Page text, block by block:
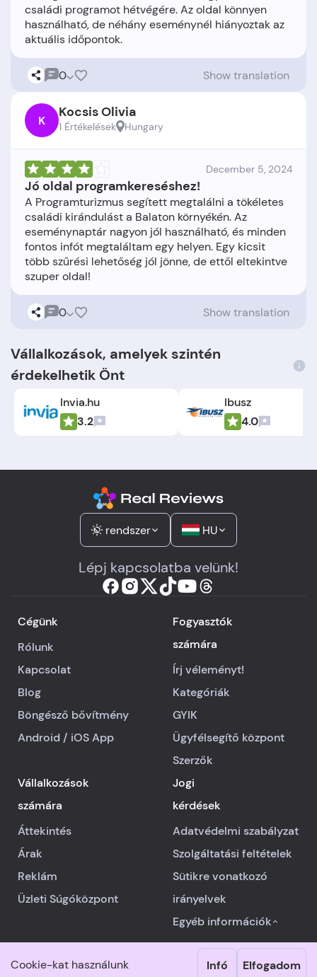
Cookie-kat használunk Infó Elfogadom
családi programot hétvégére. Az oldal könnyen
használható, de néhány eseménynél hiányoztak az
0 Show translation
K Kocsis Olivia
1 Értékelések Hungary
December 5, 2024
Jó oldal programkereséshez!
A Programturizmus segített megtalálni a tökéletes
családi kirándulást a Balaton környékén. Az
eseménynaptár nagyon jól használható, és minden
fontos infót megtaláltam egy helyen. Egy kicsit
több szűrési lehetőség jól jönne, de ettől eltekintve
0 Show translation
Vállalkozások, amelyek szintén
érdekelhetik Önt
Invia.hu
3.2
Ibusz
4.0
rendszer HU
Lépj kapcsolatba velünk!
Cégünk
Rólunk
Kapcsolat
Blog
Böngésző bővítmény
Android/ iOSApp
Fogyasztók
számára
Írj véleményt!
Kategóriák
GYIK
Ügyfélsegítő központ
Szerzők
Vállalkozások
számára
Áttekintés
Árak
Reklám
Üzleti Súgóközpont
Jogi
kérdések
Adatvédelmi szabályzat
Szolgáltatási feltételek
Sütikre vonatkozó
irányelvek
Egyéb információk
© 2026 RealReviews.io Minden jog fenntartva.